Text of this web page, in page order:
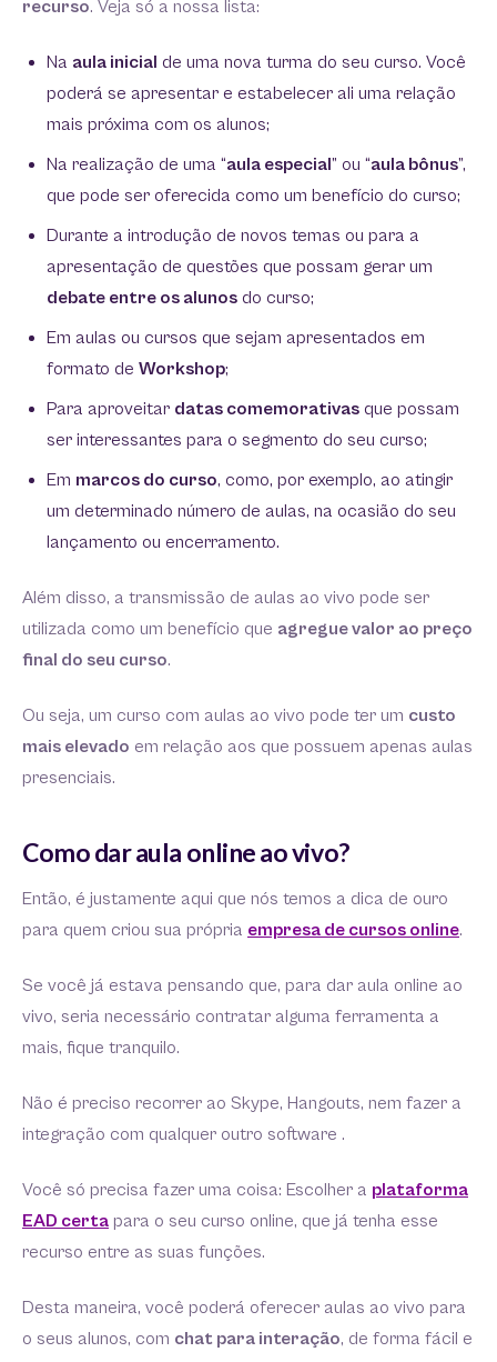
recurso. Veja só a nossa lista:
Na aula inicial de uma nova turma do seu curso. Você
poderá se apresentar e estabelecer ali uma relação
mais próxima com os alunos;
Na realização de uma “aula especial” ou “aula bônus”,
que pode ser oferecida como um benefício do curso;
Durante a introdução de novos temas ou para a
apresentação de questões que possam gerar um
debate entre os alunos do curso;
Em aulas ou cursos que sejam apresentados em
formato de Workshop;
Para aproveitar datas comemorativas que possam
ser interessantes para o segmento do seu curso;
Em marcos do curso, como, por exemplo, ao atingir
um determinado número de aulas, na ocasião do seu
lançamento ou encerramento.
Além disso, a transmissão de aulas ao vivo pode ser
utilizada como um benefício que agregue valor ao preço
final do seu curso.
Ou seja, um curso com aulas ao vivo pode ter um custo
mais elevado em relação aos que possuem apenas aulas
presenciais.
Como dar aula online ao vivo?
Então, é justamente aqui que nós temos a dica de ouro
para quem criou sua própria empresa de cursos online.
Se você já estava pensando que, para dar aula online ao
vivo, seria necessário contratar alguma ferramenta a
mais, fique tranquilo.
Não é preciso recorrer ao Skype, Hangouts, nem fazer a
integração com qualquer outro software .
Você só precisa fazer uma coisa: Escolher a plataforma
EAD certa para o seu curso online, que já tenha esse
recurso entre as suas funções.
Desta maneira, você poderá oferecer aulas ao vivo para
o seus alunos, com chat para interação, de forma fácil e